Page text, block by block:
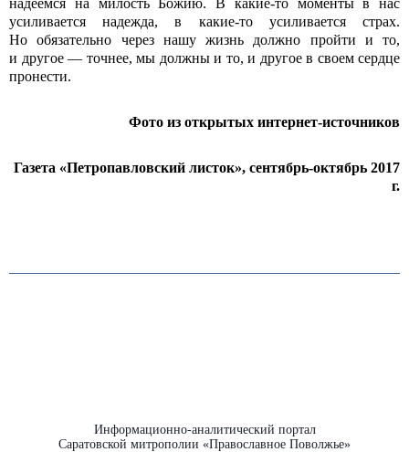
надеемся на милость Божию. В какие-то моменты в нас
усиливается надежда, в какие-то усиливается страх.
Но обязательно через нашу жизнь должно пройти и то,
и другое — точнее, мы должны и то, и другое в своем сердце
пронести.
Фото из открытых интернет-источников
Газета «Петропавловский листок», сентябрь-октябрь 2017
г.
Информационно-аналитический портал
Саратовской митрополии «Православное Поволжье»